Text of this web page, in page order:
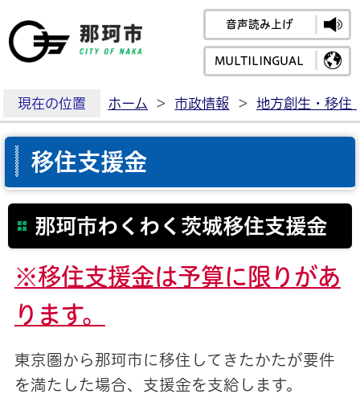
那珂市公式ホームペ
音声読み上げ
MULTILINGUAL
現在の位置 ホーム > 市政情報 > 地方創生・移住
移住支援金
那珂市わくわく茨城移住支援金
※移住支援金は予算に限りがあ
ります。
東京圏から那珂市に移住してきたかたが要件
を満たした場合、支援金を支給します。